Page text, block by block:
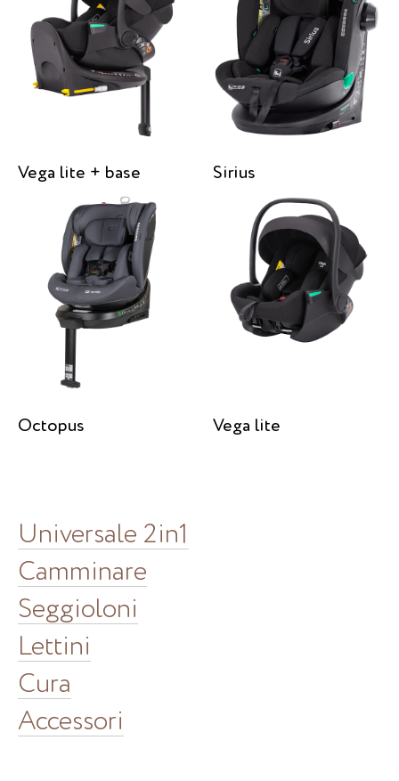
Vega lite + base Sirius
Octopus Vega lite
Universale 2in1
Camminare
Seggioloni
Lettini
Cura
Accessori